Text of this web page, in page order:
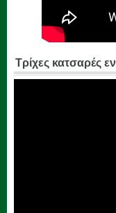
Τρίχες κατσαρές